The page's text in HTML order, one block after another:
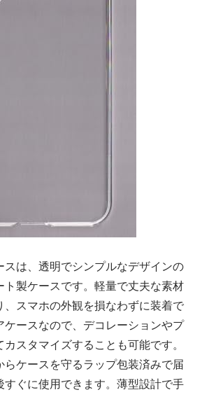
スは、透明でシンプルなデザインの
ト製ケースです。軽量で丈夫な素材
、スマホの外観を損なわずに装着で
ケースなので、デコレーションやプ
カスタマイズすることも可能です。
らケースを守るラップ包装済みで届
すぐに使用できます。薄型設計で手